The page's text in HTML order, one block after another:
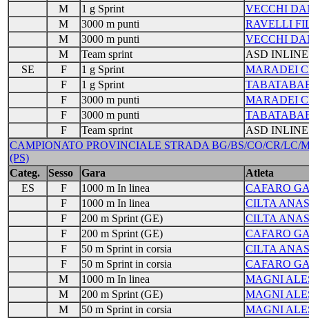
M
1 g Sprint
VECCHI
M
3000 m punti
RAVELLI
M
3000 m punti
VECCHI
M
Team sprint
ASD INLINE
SE
F 1 g Sprint
MARADEI
F
1 g Sprint
F
3000 m punti
MARADEI
F
3000 m punti
F
Team sprint
ASD INLINE
CAMPIONATO PROVINCIALE STRADA BG/BS/CO/CR/LC/
(PS)
Categ.
Sesso Gara
Atleta
ES
F 1000 m In linea
CAFARO
F
1000 m In linea
CILTA
F
200 m Sprint (GE)
CILTA
F
200 m Sprint (GE)
CAFARO
F
50 m Sprint in corsia
CILTA
F
50 m Sprint in corsia
CAFARO
M
1000 m In linea
MAGNI
M
200 m Sprint (GE)
MAGNI
M
50 m Sprint in corsia
MAGNI